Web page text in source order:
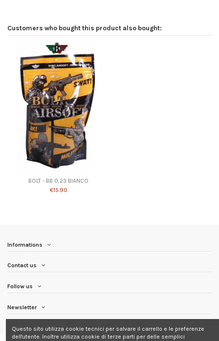
Customers who bought this product also bought:
BOLT - BB 0,23 BIANCO
€15.90
Informations
Contact us
Follow us
Newsletter
Questo sito utilizza cookie tecnici per salvare il carrello e le preferenze
dell'utente. Inoltre utilizza cookie di terze parti per delle semplici